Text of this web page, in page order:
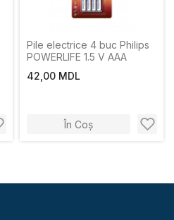
Pile electrice 4 buc Philips
POWERLIFE 1.5 V AAA
42,00 MDL
În Coș